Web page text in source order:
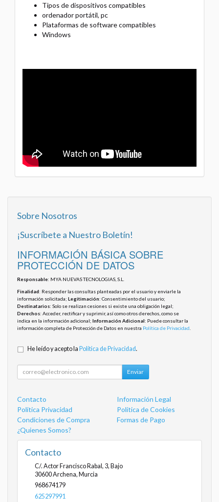
Tipos de dispositivos compatibles
ordenador portátil, pc
Plataformas de software compatibles
Windows
Sobre Nosotros
¡Suscríbete a Nuestro Boletín!
INFORMACIÓN BÁSICA SOBRE
PROTECCIÓN DE DATOS
Responsable: MYA NUEVAS TECNOLOGIAS, S.L.
Finalidad: Responder las consultas planteadas por el usuario y enviarle la
información solicitada; Legitimación: Consentimiento del usuario;
Destinatarios: Solo se realizan cesiones si existe una obligación legal;
Derechos: Acceder, rectificar y suprimir, así como otros derechos, como se
indica en la información adicional; Información Adicional: Puede consultar la
información completa de Protección de Datos en nuestra Política de Privacidad
He leído y acepto la Política de Privacidad.
Enviar
Contacto
Información Legal
Política Privacidad
Política de Cookies
Condiciones de Compra
Formas de Pago
¿Quienes Somos?
Contacto
C/. Actor Francisco Rabal, 3, Bajo
30600Archena, Murcia
968674179
625297991